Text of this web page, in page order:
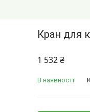
Кран для
1 532 ₴
В наявності